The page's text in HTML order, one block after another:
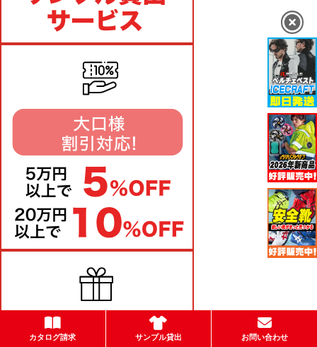
カタログ請求 サンプル貸出 お問い合わせ